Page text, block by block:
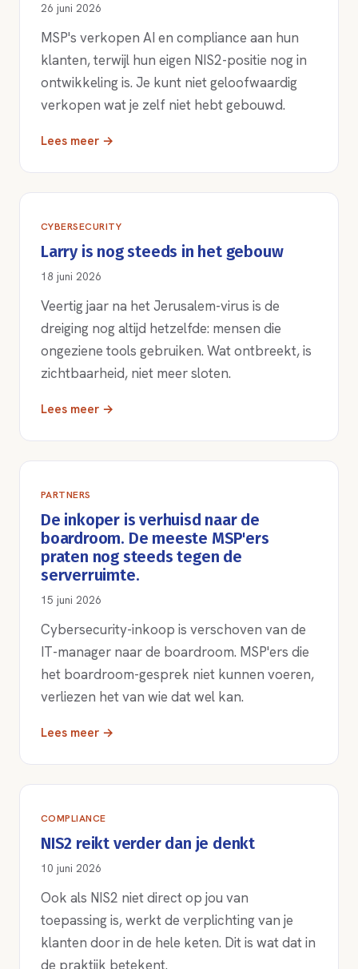
26 juni 2026
MSP's verkopen AI en compliance aan hun
klanten, terwijl hun eigen NIS2-positie nog in
ontwikkeling is. Je kunt niet geloofwaardig
verkopen wat je zelf niet hebt gebouwd.
Lees meer →
CYBERSECURITY
Larry is nog steeds in het gebouw
18 juni 2026
Veertig jaar na het Jerusalem-virus is de
dreiging nog altijd hetzelfde: mensen die
ongeziene tools gebruiken. Wat ontbreekt, is
zichtbaarheid, niet meer sloten.
Lees meer →
PARTNERS
De inkoper is verhuisd naar de
boardroom. De meeste MSP'ers
praten nog steeds tegen de
serverruimte.
15 juni 2026
Cybersecurity-inkoop is verschoven van de
IT-manager naar de boardroom. MSP'ers die
het boardroom-gesprek niet kunnen voeren,
verliezen het van wie dat wel kan.
Lees meer →
COMPLIANCE
NIS2 reikt verder dan je denkt
10 juni 2026
Ook als NIS2 niet direct op jou van
toepassing is, werkt de verplichting van je
klanten door in de hele keten. Dit is wat dat in
de praktijk betekent.